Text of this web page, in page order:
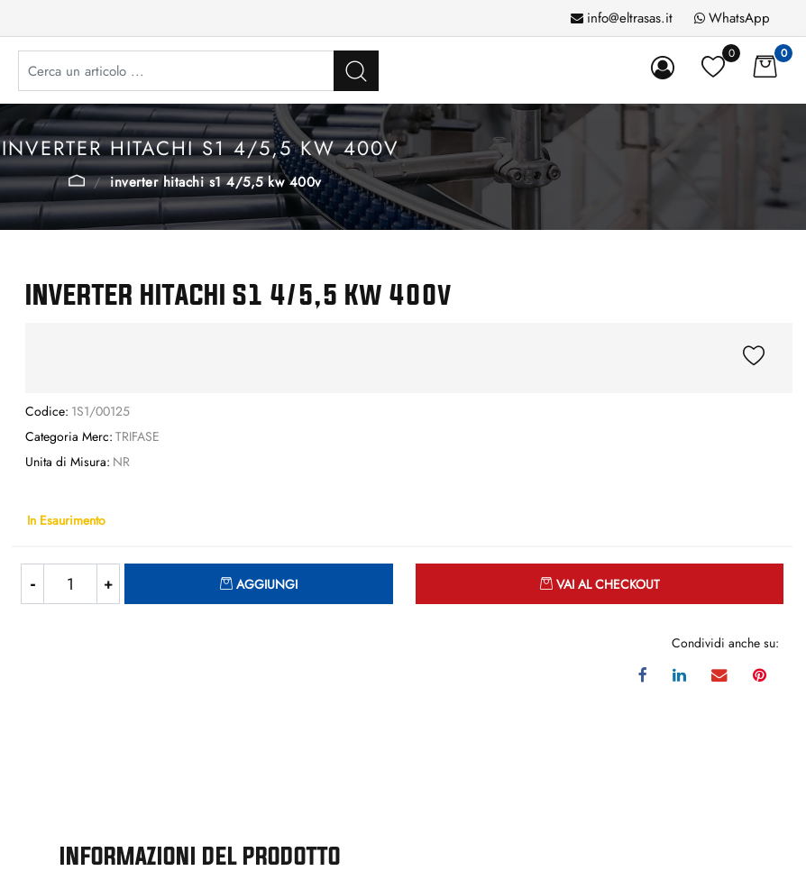
info@eltrasas.it WhatsApp
0 0
INVERTER HITACHI S1 4/5,5 KW 400V
inverter hitachi s1 4/5,5 kw 400v
INVERTER HITACHI S1 4/5,5 Kw 400v
Codice: 1S1/00125
Categoria Merc: TRIFASE
Unita di Misura: NR
In Esaurimento
AGGIUNGI VAI AL CHECKOUT
Condividi anche su:
INFORMAZIONI DEL PRODOTTO